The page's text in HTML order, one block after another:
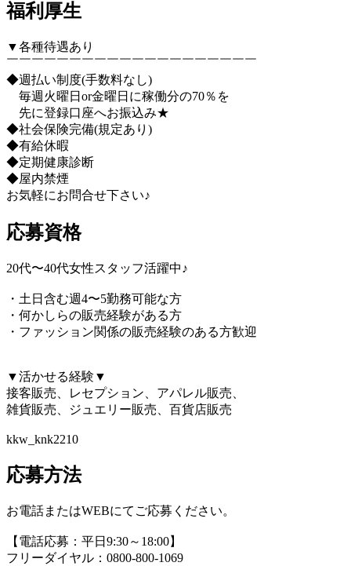
福利厚生
▼各種待遇あり
￣￣￣￣￣￣￣￣￣￣￣￣￣￣￣￣￣￣￣￣
◆週払い制度(手数料なし)
毎週火曜日or金曜日に稼働分の70％を
先に登録口座へお振込み★
◆社会保険完備(規定あり)
◆有給休暇
◆定期健康診断
◆屋内禁煙
お気軽にお問合せ下さい♪
応募資格
20代〜40代女性スタッフ活躍中♪
・土日含む週4〜5勤務可能な方
・何かしらの販売経験がある方
・ファッション関係の販売経験のある方歓迎
▼活かせる経験▼
接客販売、レセプション、アパレル販売、
雑貨販売、ジュエリー販売、百貨店販売
kkw_knk2210
応募方法
お電話またはWEBにてご応募ください。
【電話応募：平日9:30～18:00】
フリーダイヤル：0800-800-1069